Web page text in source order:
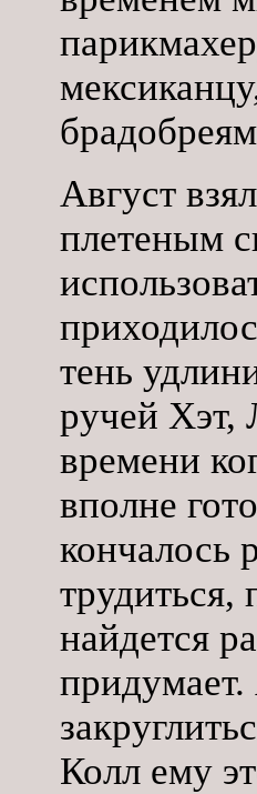
Август
плетеным
тень
ручей Хэт,
времени
вполне
кончалось
трудиться,
найдется
Колл ему